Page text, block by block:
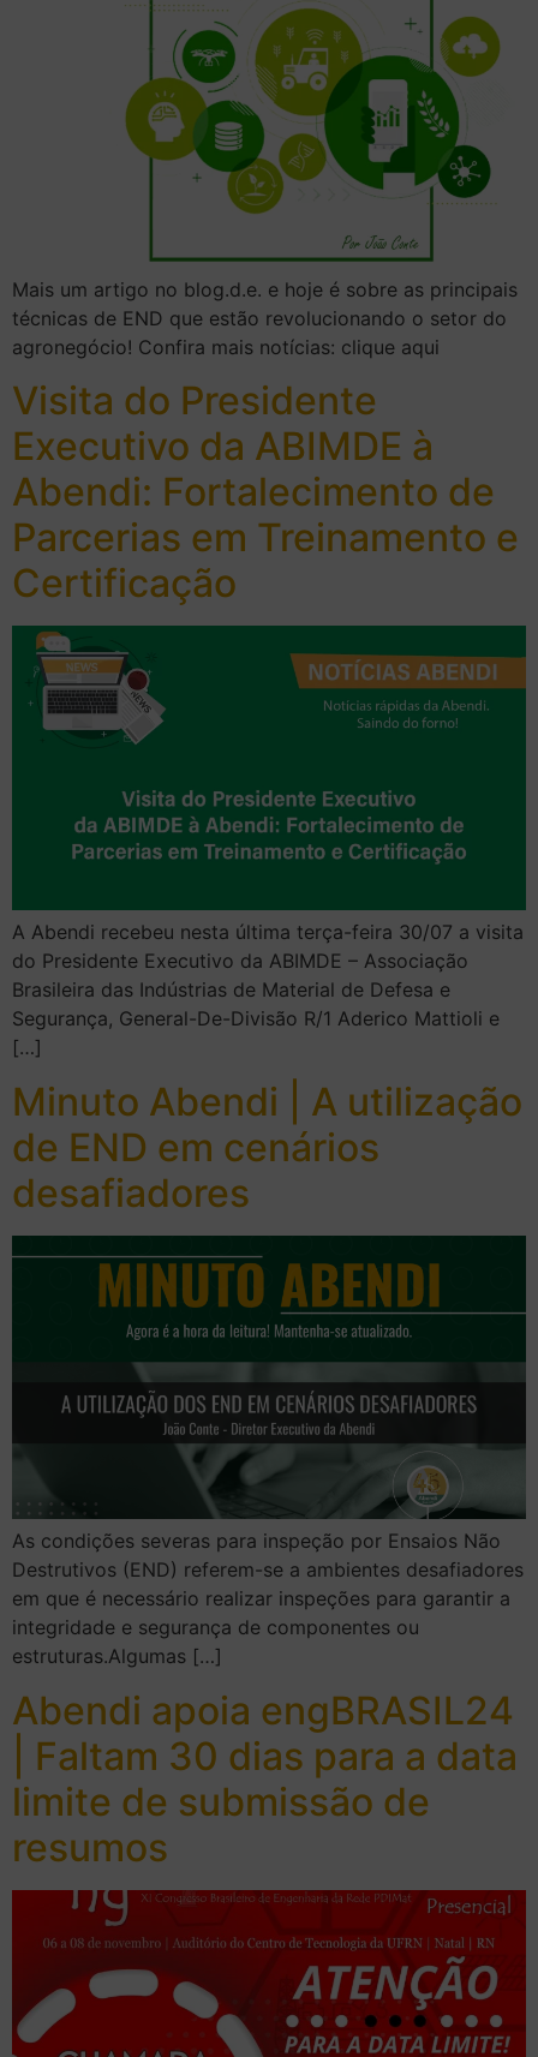
Mais um artigo no blog.d.e. e hoje é sobre as principais
técnicas de END que estão revolucionando o setor do
agronegócio! Confira mais notícias: clique aqui
Visita do Presidente
Executivo da ABIMDE à
Abendi: Fortalecimento de
Parcerias em Treinamento e
Certificação
A Abendi recebeu nesta última terça-feira 30/07 a visita
do Presidente Executivo da ABIMDE – Associação
Brasileira das Indústrias de Material de Defesa e
Segurança, General-De-Divisão R/1 Aderico Mattioli e
[…]
Minuto Abendi | A utilização
de END em cenários
desafiadores
As condições severas para inspeção por Ensaios Não
Destrutivos (END) referem-se a ambientes desafiadores
em que é necessário realizar inspeções para garantir a
integridade e segurança de componentes ou
estruturas.Algumas […]
Abendi apoia engBRASIL24
| Faltam 30 dias para a data
limite de submissão de
resumos